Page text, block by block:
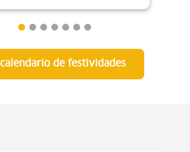
de festividades